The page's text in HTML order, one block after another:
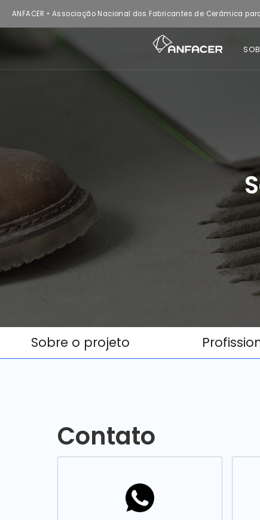
ANFACER • Associação Nacional dos Fabricantes de Cerâmica
Sobre o projeto
Contato